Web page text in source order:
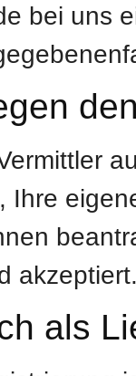
bei uns
Ihre
als